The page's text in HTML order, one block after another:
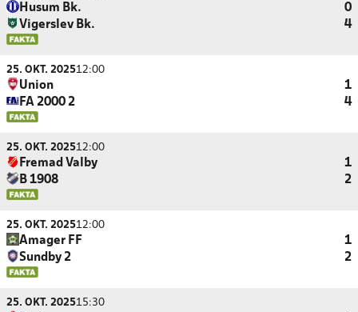
Husum Bk.
0
Vigerslev Bk.
4
25. OKT. 202512:00
Union
1
FA 2000 2
4
25. OKT. 202512:00
Fremad Valby
1
B 1908
2
25. OKT. 202512:00
Amager FF
1
Sundby 2
2
25. OKT. 202515:30